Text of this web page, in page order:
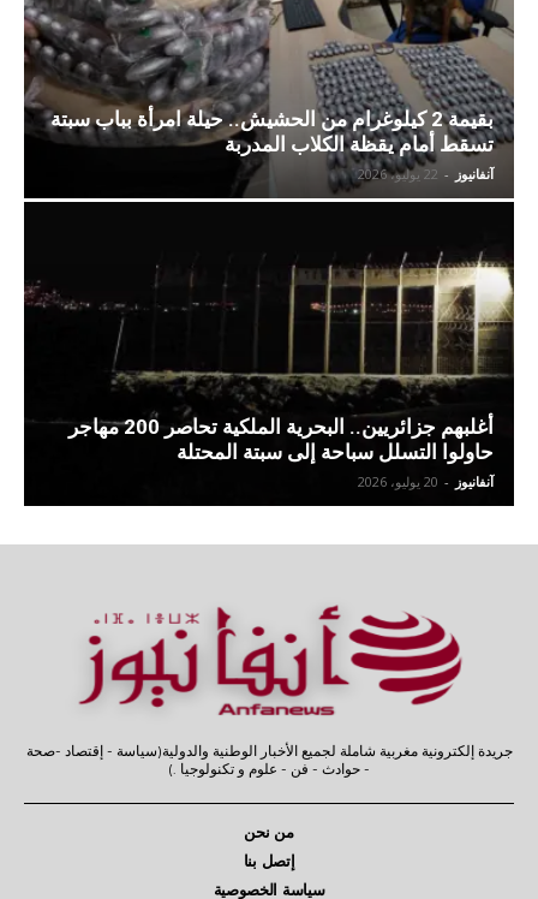
بقيمة 2 كيلوغرام من الحشيش.. حيلة امرأة بباب سبتة
تسقط أمام يقظة الكلاب المدربة
آنفانيوز - 22 يوليو، 2026
أغلبهم جزائريين.. البحرية الملكية تحاصر 200 مهاجر
حاولوا التسلل سباحة إلى سبتة المحتلة
آنفانيوز - 20 يوليو، 2026
جريدة إلكترونية مغربية شاملة لجميع الأخبار الوطنية والدولية(سياسة - إقتصاد -صحة
- حوادث - فن - علوم و تكنولوجيا .)
من نحن
إتصل بنا
سياسة الخصوصية